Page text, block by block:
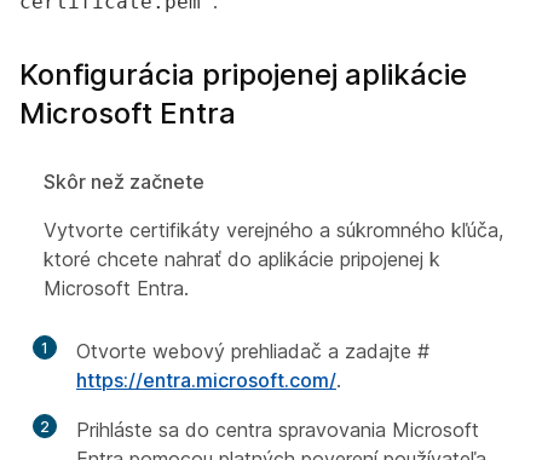
Konfigurácia pripojenej aplikácie
Microsoft Entra
Skôr než začnete
Vytvorte certifikáty verejného a súkromného kľúča,
ktoré chcete nahrať do aplikácie pripojenej k
Microsoft Entra.
1
Otvorte webový prehliadač a zadajte #
https://entra.microsoft.com/.
2
Prihláste sa do centra spravovania Microsoft